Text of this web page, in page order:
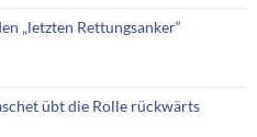
„letzten Rettungsanker“
übt die Rolle rückwärts